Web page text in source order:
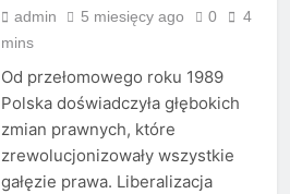
admin 5 miesięcy ago 0
4
mins
Od przełomowego roku 1989
Polska doświadczyła głębokich
zmian prawnych, które
zrewolucjonizowały wszystkie
gałęzie prawa. Liberalizacja